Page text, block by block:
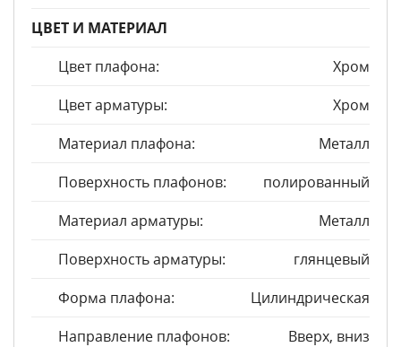
ЦВЕТ И МАТЕРИАЛ
Цвет плафона:
Хром
Цвет арматуры:
Хром
Материал плафона:
Металл
Поверхность плафонов:
полированный
Материал арматуры:
Металл
Поверхность арматуры:
глянцевый
Форма плафона:
Цилиндрическая
Направление плафонов:
Вверх, вниз